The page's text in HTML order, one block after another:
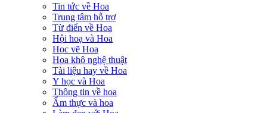
Tin tức về Hoa
Trung tâm hỗ trợ
Từ điển về Hoa
Hội hoạ và Hoa
Học vẽ Hoa
Hoa khô nghệ thuật
Tài liệu hay về Hoa
Y học và Hoa
Thông tin về hoa
Ẩm thực và hoa